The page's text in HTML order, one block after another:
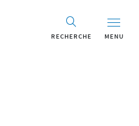
RECHERCHE MENU